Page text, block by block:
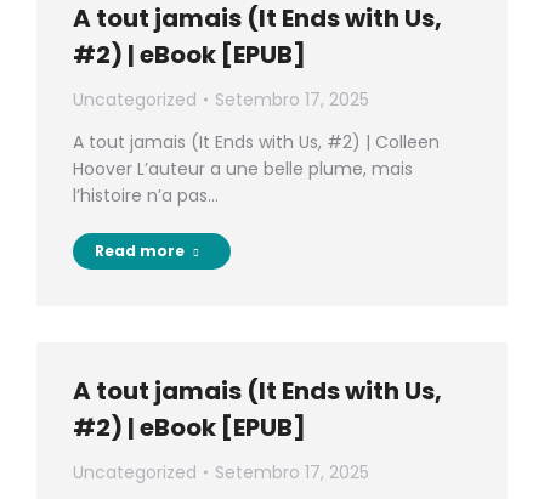
A tout jamais (It Ends with Us,
#2) | eBook [EPUB]
Uncategorized
Setembro 17, 2025
A tout jamais (It Ends with Us, #2) | Colleen
Hoover L’auteur a une belle plume, mais
l’histoire n’a pas…
Read more
A tout jamais (It Ends with Us,
#2) | eBook [EPUB]
Uncategorized
Setembro 17, 2025